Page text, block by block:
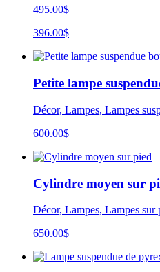
495.00$
396.00$
Petite lampe
Décor, Lampes, Lampes
600.00$
Cylindre moyen sur
Décor, Lampes, Lampes sur
650.00$